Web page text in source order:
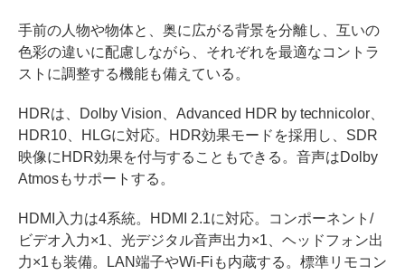
手前の人物や物体と、奥に広がる背景を分離し、互いの
色彩の違いに配慮しながら、それぞれを最適なコントラ
ストに調整する機能も備えている。
HDRは、Dolby Vision、Advanced HDR by technicolor、
HDR10、HLGに対応。HDR効果モードを採用し、SDR
映像にHDR効果を付与することもできる。音声はDolby
Atmosもサポートする。
HDMI入力は4系統。HDMI 2.1に対応。コンポーネント/
ビデオ入力×1、光デジタル音声出力×1、ヘッドフォン出
力×1も装備。LAN端子やWi-Fiも内蔵する。標準リモコン